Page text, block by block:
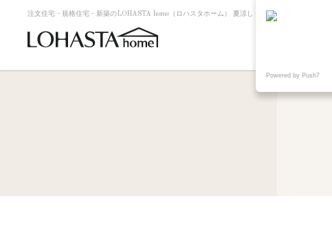
注文住宅・規格住宅・新築のLOHASTA home（ロハスタホーム） 夏涼しく冬暖かい高断熱・高
Powered by Push7